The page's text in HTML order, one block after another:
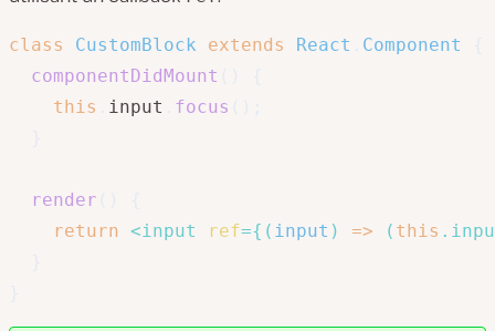
class CustomBlock extends React Component
componentDidMount
this
input focus
render
return <input ref={ ( input ) => ( this .